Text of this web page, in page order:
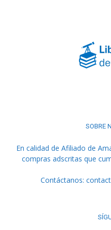
SOBRE
En calidad de Afiliado de
compras adscritas que
Contáctanos: